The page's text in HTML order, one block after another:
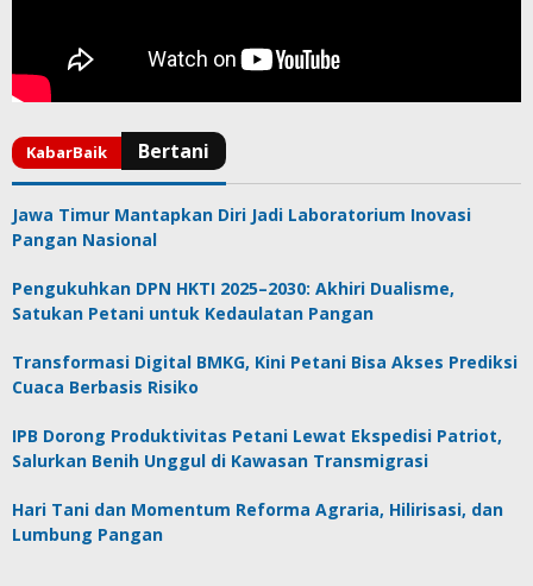
Jawa Timur Mantapkan Diri Jadi Laboratorium Inovasi
Pangan Nasional
Pengukuhkan DPN HKTI 2025–2030: Akhiri Dualisme,
Satukan Petani untuk Kedaulatan Pangan
Transformasi Digital BMKG, Kini Petani Bisa Akses Prediksi
Cuaca Berbasis Risiko
IPB Dorong Produktivitas Petani Lewat Ekspedisi Patriot,
Salurkan Benih Unggul di Kawasan Transmigrasi
Hari Tani dan Momentum Reforma Agraria, Hilirisasi, dan
Lumbung Pangan